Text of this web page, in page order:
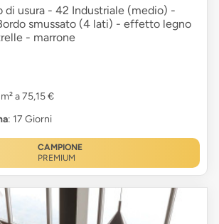
di usura - 42 Industriale (medio) -
smussato (4 lati) - effetto legno
- marrone
a 75,15 €
: 17 Giorni
CAMPIONE
PREMIUM